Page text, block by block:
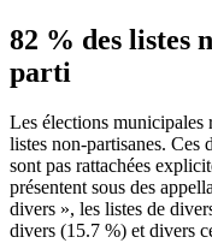
82 % des listes
parti
Les élections municipales
listes non-partisanes. Ces
sont pas rattachées
présentent sous des
divers », les listes de
divers (15.7 %) et divers